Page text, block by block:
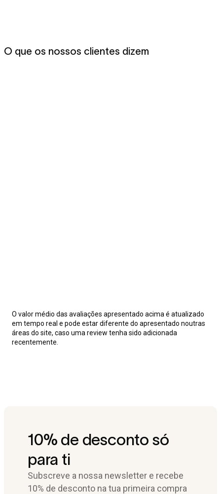
O que os nossos clientes dizem
O valor médio das avaliações apresentado acima é atualizado
em tempo real e pode estar diferente do apresentado noutras
áreas do site, caso uma review tenha sido adicionada
recentemente.
10% de desconto só
para ti
Subscreve a nossa newsletter e recebe
10% de desconto na tua primeira compra